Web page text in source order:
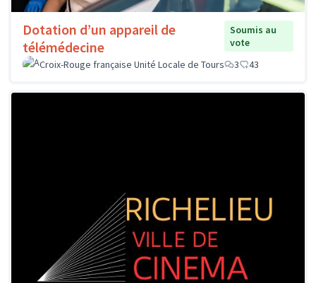
Dotation d’un appareil de
télémédecine
Soumis au
vote
Croix-Rouge française Unité Locale de Tours
3 43